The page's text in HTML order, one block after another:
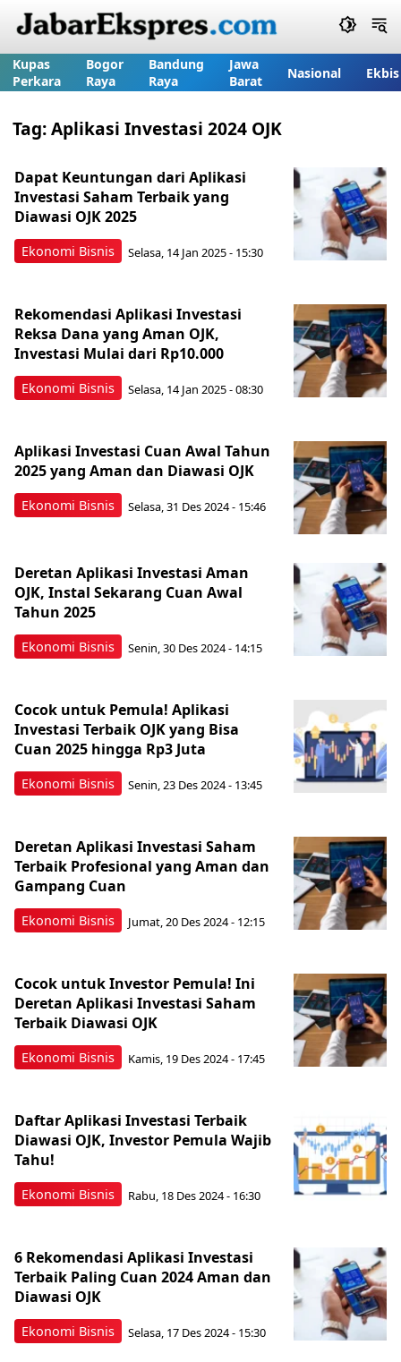
Kupas
Perkara
Bogor
Raya
Bandung
Raya
Jawa
Barat
Nasional Ekbis
Tag:Aplikasi Investasi 2024 OJK
Ekonomi Bisnis
Dapat Keuntungan dari Aplikasi
Investasi Saham Terbaik yang
Diawasi OJK 2025
Selasa, 14 Jan 2025 - 15:30
Ekonomi Bisnis
Rekomendasi Aplikasi Investasi
Reksa Dana yang Aman OJK,
Investasi Mulai dari Rp10.000
Selasa, 14 Jan 2025 - 08:30
Ekonomi Bisnis
Aplikasi Investasi Cuan Awal Tahun
2025 yang Aman dan Diawasi OJK
Selasa, 31 Des 2024 - 15:46
Ekonomi Bisnis
Deretan Aplikasi Investasi Aman
OJK, Instal Sekarang Cuan Awal
Tahun 2025
Senin, 30 Des 2024 - 14:15
Ekonomi Bisnis
Cocok untuk Pemula! Aplikasi
Investasi Terbaik OJK yang Bisa
Cuan 2025 hingga Rp3 Juta
Senin, 23 Des 2024 - 13:45
Ekonomi Bisnis
Deretan Aplikasi Investasi Saham
Terbaik Profesional yang Aman dan
Gampang Cuan
Jumat, 20 Des 2024 - 12:15
Ekonomi Bisnis
Cocok untuk Investor Pemula! Ini
Deretan Aplikasi Investasi Saham
Terbaik Diawasi OJK
Kamis, 19 Des 2024 - 17:45
Ekonomi Bisnis
Daftar Aplikasi Investasi Terbaik
Diawasi OJK, Investor Pemula Wajib
Tahu!
Rabu, 18 Des 2024 - 16:30
Ekonomi Bisnis
6 Rekomendasi Aplikasi Investasi
Terbaik Paling Cuan 2024 Aman dan
Diawasi OJK
Selasa, 17 Des 2024 - 15:30